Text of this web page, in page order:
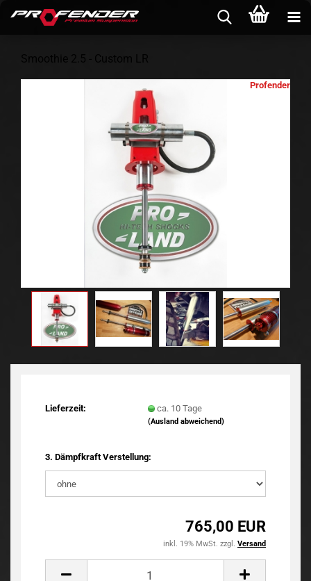
Smoothie 2.5 - Custom LR
Profender
Lieferzeit: ca. 10 Tage
(Ausland abweichend)
3. Dämpfkraft Verstellung:
765,00 EUR
inkl. 19% MwSt. zzgl. Versand